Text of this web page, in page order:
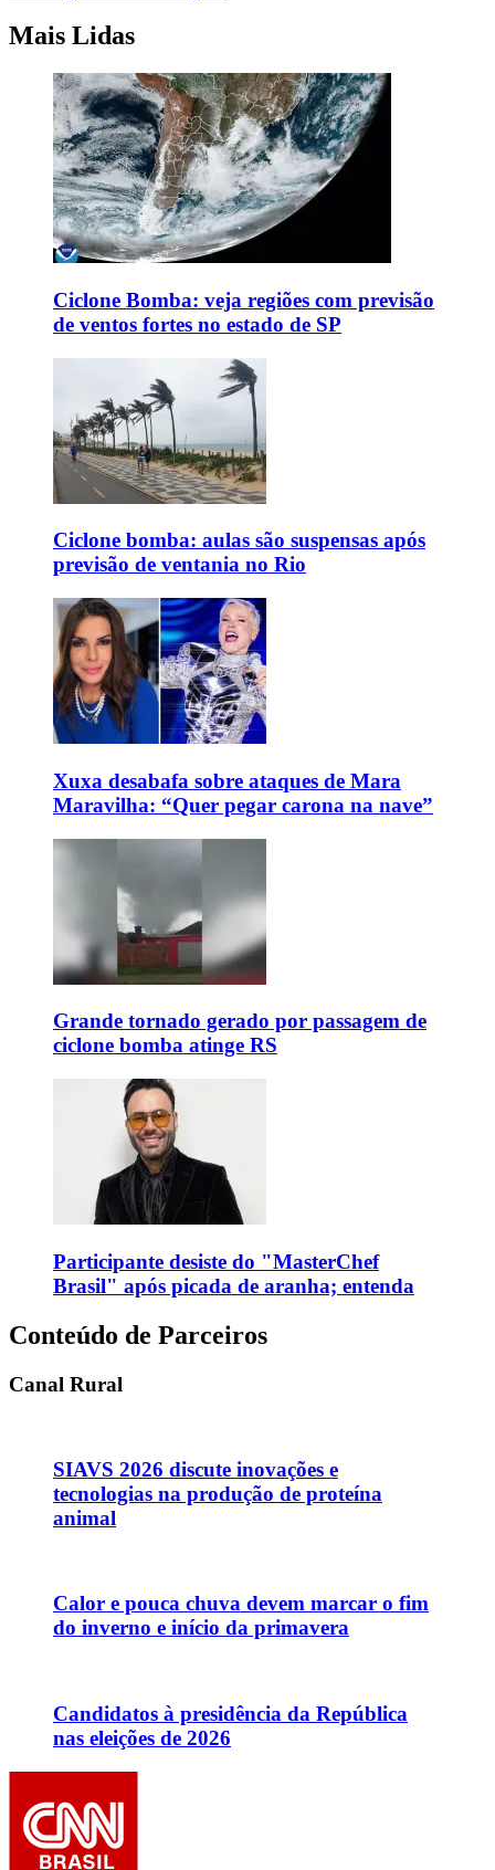
Mais Lidas
Ciclone Bomba: veja regiões com previsão
de ventos fortes no estado de SP
Ciclone bomba: aulas são suspensas após
previsão de ventania no Rio
Xuxa desabafa sobre ataques de Mara
Maravilha: “Quer pegar carona na nave”
Grande tornado gerado por passagem de
ciclone bomba atinge RS
Participante desiste do "MasterChef
Brasil" após picada de aranha; entenda
Conteúdo de Parceiros
Canal Rural
SIAVS 2026 discute inovações e
tecnologias na produção de proteína
animal
Calor e pouca chuva devem marcar o fim
do inverno e início da primavera
Candidatos à presidência da República
nas eleições de 2026